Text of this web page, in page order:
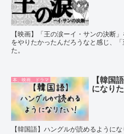
【映画】「王の涙ーイ・サンの決断
をやりたかったんだろうなと感じ、
た。
本、映画、ドラマ 【韓国
になり
【韓国語】ハングルが読めるようにな